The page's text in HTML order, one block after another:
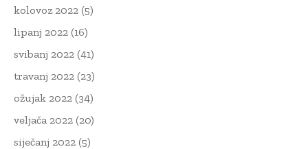
kolovoz 2022 (5)
lipanj 2022 (16)
svibanj 2022 (41)
travanj 2022 (23)
ožujak 2022 (34)
veljača 2022 (20)
siječanj 2022 (5)